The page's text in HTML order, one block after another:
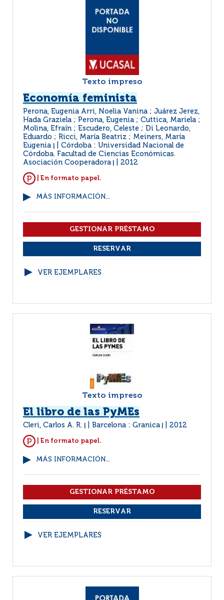
Texto impreso
Economía feminista
Perona, Eugenia Arri, Noelia Vanina ; Juárez Jerez,
Hada Graziela ; Perona, Eugenia ; Cuttica, Mariela ;
Molina, Efraín ; Escudero, Celeste ; Di Leonardo,
Eduardo ; Ricci, María Beatriz ; Meiners, María
Eugenia
Córdoba : Universidad Nacional de
Córdoba. Facultad de Ciencias Económicas.
Asociación Cooperadora
2012
| En formato papel.
MÁS INFORMACIÓN...
VER EJEMPLARES
Texto impreso
El libro de las PyMEs
Cleri, Carlos A. R. Barcelona : Granica 2012
| En formato papel.
MÁS INFORMACIÓN...
VER EJEMPLARES